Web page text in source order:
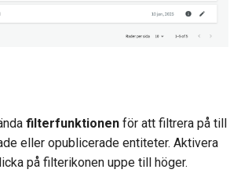
filterfunktionen för att filtrera på till
eller opublicerade entiteter. Aktivera
på filterikonen uppe till höger.